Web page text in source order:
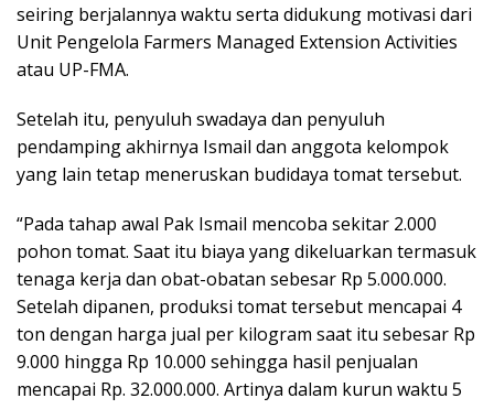
seiring berjalannya waktu serta didukung motivasi dari
Unit Pengelola Farmers Managed Extension Activities
atau UP-FMA.
Setelah itu, penyuluh swadaya dan penyuluh
pendamping akhirnya Ismail dan anggota kelompok
yang lain tetap meneruskan budidaya tomat tersebut.
“Pada tahap awal Pak Ismail mencoba sekitar 2.000
pohon tomat. Saat itu biaya yang dikeluarkan termasuk
tenaga kerja dan obat-obatan sebesar Rp 5.000.000.
Setelah dipanen, produksi tomat tersebut mencapai 4
ton dengan harga jual per kilogram saat itu sebesar Rp
9.000 hingga Rp 10.000 sehingga hasil penjualan
mencapai Rp. 32.000.000. Artinya dalam kurun waktu 5